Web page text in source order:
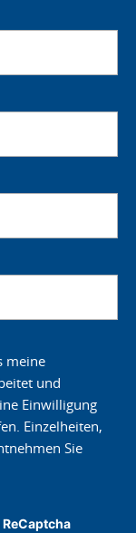
meine
und
Einwilligung
Einzelheiten,
Sie